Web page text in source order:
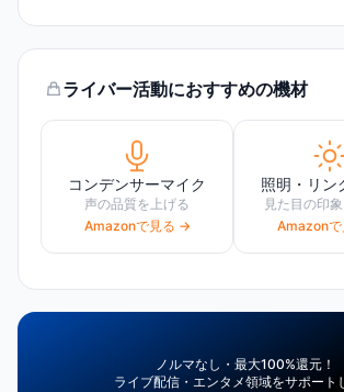
ライバー活動におすすめの機材
コンデンサーマイク
声の品質を上げる
Amazonで見る →
照明・リン
見た目の印
Amazon
ノルマなし・最大100%還元！
ライブ配信・エンタメ領域をサポート